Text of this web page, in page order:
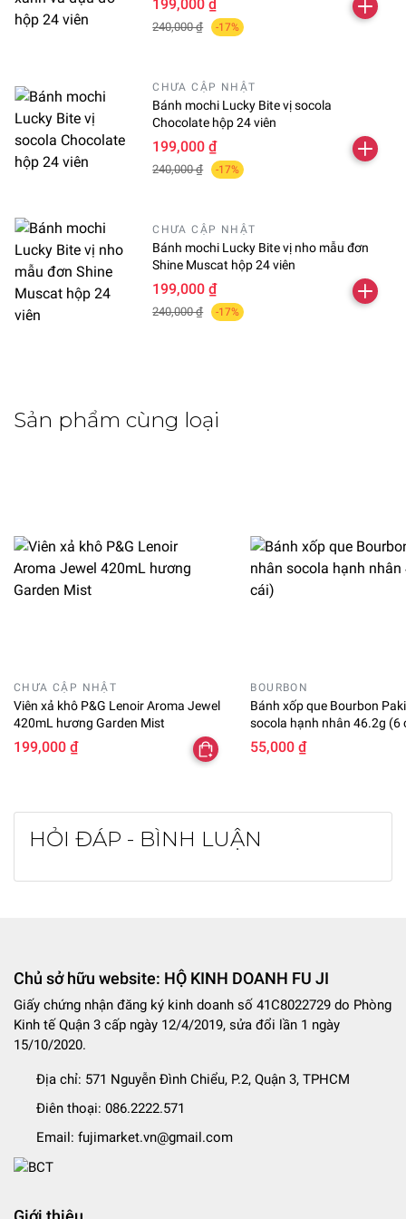
199,000 ₫
240,000 ₫ -17%
CHƯA CẬP NHẬT
Bánh mochi Lucky Bite vị socola
Chocolate hộp 24 viên
199,000 ₫
240,000 ₫ -17%
CHƯA CẬP NHẬT
Bánh mochi Lucky Bite vị nho mẫu đơn
Shine Muscat hộp 24 viên
199,000 ₫
240,000 ₫ -17%
Sản phẩm cùng loại
CHƯA CẬP NHẬT
Viên xả khô P&G Lenoir Aroma Jewel
420mL hương Garden Mist
199,000 ₫
BOURBON
Bánh xốp que Bourbon
socola hạnh nhân 46.2g (6
55,000 ₫
HỎI ĐÁP - BÌNH LUẬN
Chủ sở hữu website: HỘ KINH DOANH FU JI
Giấy chứng nhận đăng ký kinh doanh số 41C8022729 do Phòng
Kinh tế Quận 3 cấp ngày 12/4/2019, sửa đổi lần 1 ngày
15/10/2020.
Địa chỉ: 571 Nguyễn Đình Chiểu, P.2, Quận 3, TPHCM
Điên thoại: 086.2222.571
Email: fujimarket.vn@gmail.com